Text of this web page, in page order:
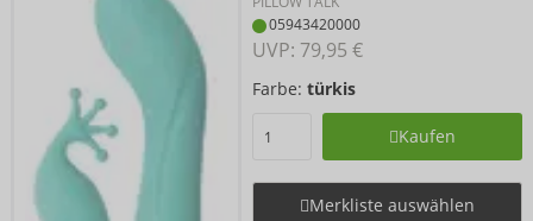
05943420000
UVP: 79,95 €
Farbe: türkis
Kaufen
Merkliste auswählen